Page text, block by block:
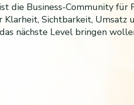
die Business-Community für
Klarheit, Sichtbarkeit, Umsatz
nächste Level bringen